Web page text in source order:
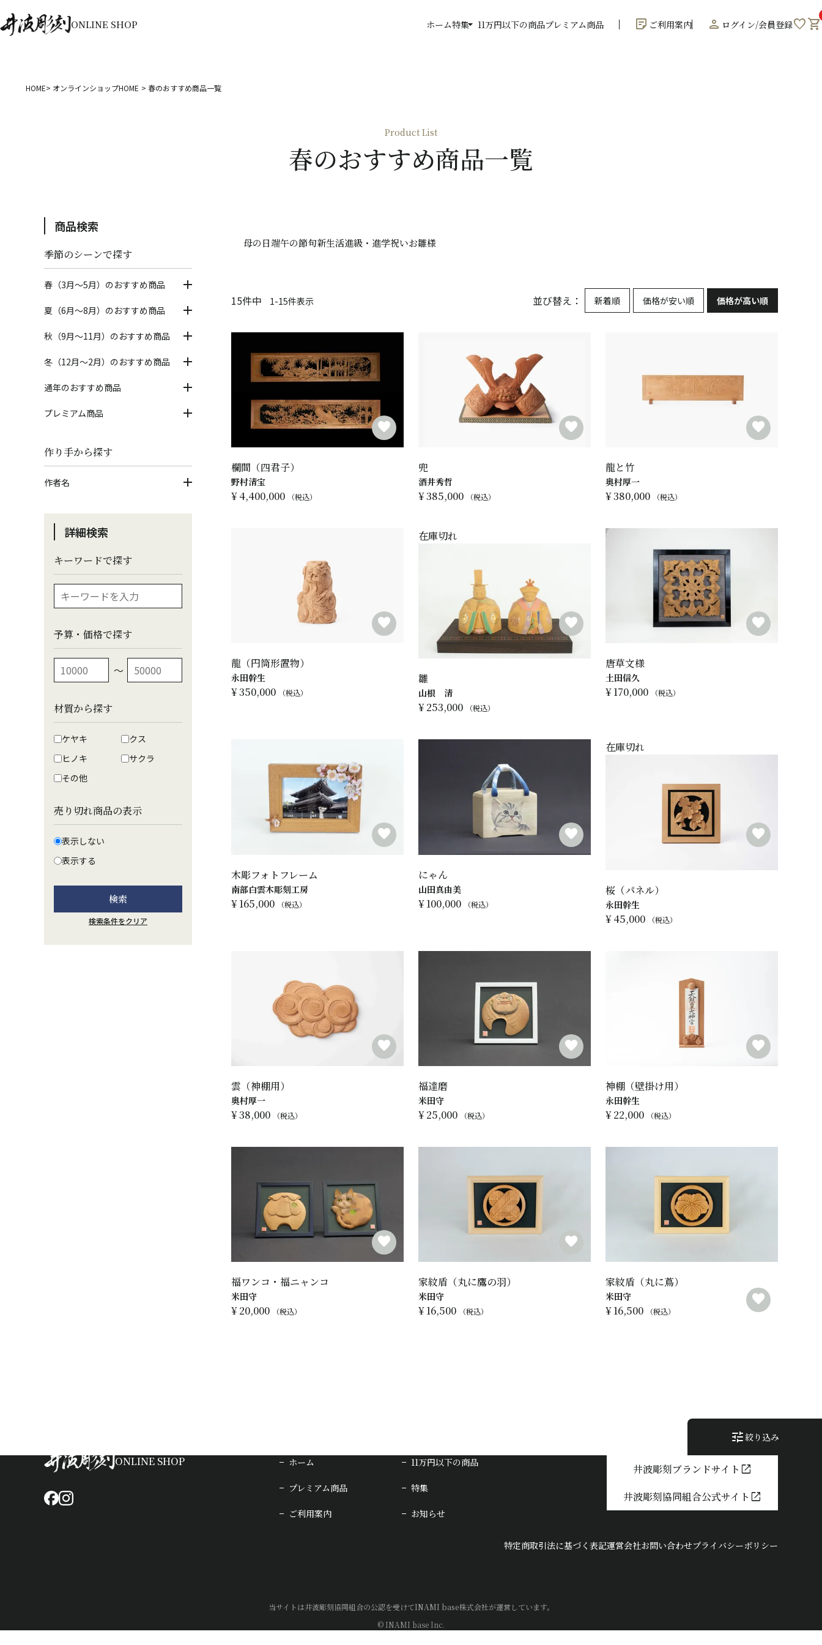
ONLINE SHOP ホーム特集arrow_drop_down 11万円以下の商品プレミアム商品 sticky_note_2 ご利用案内 person ログイン/会員登録favoriteshopping_cart
HOME オンラインショップHOME 春のおすすめ商品一覧
春のおすすめ商品一覧
Product List
母の日端午の節句新生活進級・進学祝いお雛様
並び替え 新着順 価格が安い順 価格が高い順
15件中 1-15件表示
欄間（四君子）
¥ 4,400,000 税込
野村清宝
兜
¥385,000 税込
酒井秀哲
龍と竹
¥380,000 税込
奥村厚一
龍（円筒形置物）
¥350,000 税込
永田幹生 雛
¥ 253,000 税込
山根 清
在庫切れ
唐草文様
¥ 170,000 税込
土田信久
木彫フォトフレーム
¥ 165,000 税込
南部白雲木彫刻工房
にゃん
¥ 100,000 税込
山田真由美 桜（パネル）
¥ 45,000 税込
永田幹生
在庫切れ
雲（神棚用）
¥38,000 税込
奥村厚一
福達磨
¥ 25,000 税込
米田守
神棚（壁掛け用）
¥ 22,000 税込
永田幹生
福ワンコ・福ニャンコ
¥ 20,000 税込
米田守
家紋盾（丸に鷹の羽）
¥ 16,500 税込
米田守
家紋盾（丸に蔦）
¥ 16,500 税込
米田守
商品検索
季節のシーンで探す
春（3月～5月）のおすすめ商品
夏（6月～8月）のおすすめ商品
秋（9月～11月）のおすすめ商品
冬（12月～2月）のおすすめ商品
通年のおすすめ商品
プレミアム商品
作り手から探す
作者名
詳細検索
キーワードで探す
予算・価格で探す
〜
材質から探す
ケヤキ
クス
ヒノキ
サクラ
その他
売り切れ商品の表示
表示しない
表示する
検索
検索条件をクリア
tune絞り込み
ONLINE SHOP ホーム 11万円以下の商品
プレミアム商品 特集
ご利用案内 お知らせ
井波彫刻ブランドサイト open_in_new
井波彫刻協同組合公式サイト open_in_new
特定商取引法に基づく表記運営会社お問い合わせプライバシーポリシー
当サイトは井波彫刻協同組合の公認を受けてINAMI base株式会社が運営しています。
© INAMI base Inc.